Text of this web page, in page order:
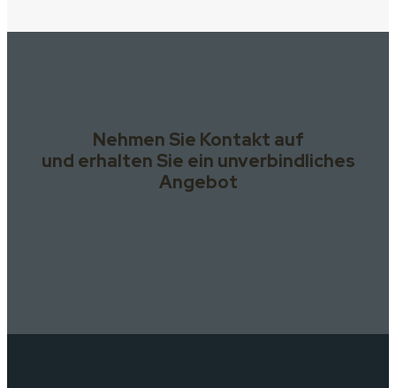
Nehmen Sie Kontakt auf
und erhalten Sie ein unverbindliches
Angebot